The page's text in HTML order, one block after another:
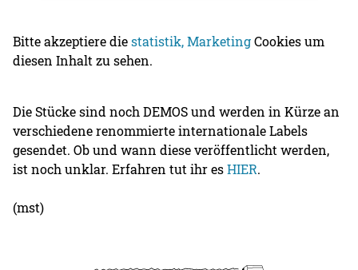
Bitte akzeptiere diestatistik, MarketingCookies um
diesen Inhalt zu sehen.
Die Stücke sind noch DEMOS und werden in Kürze an
verschiedene renommierte internationale Labels
gesendet. Ob und wann diese veröffentlicht werden,
ist noch unklar. Erfahren tut ihr esHIER.
(mst)